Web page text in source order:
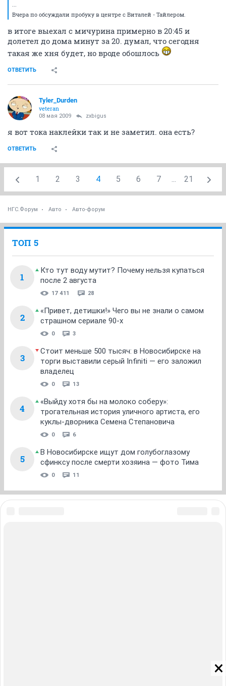
...
Вчера по обсуждали пробуку в центре с Виталей - Тайлером.
в итоге выехал с мичурина примерно в 20:45 и
долетел до дома минут за 20. думал, что сегодня
такая же хня будет, но вроде обошлось
ОТВЕТИТЬ
Tyler_Durden
veteran
08 мая 2009 zxbigus
я вот тока наклейки так и не заметил. она есть?
ОТВЕТИТЬ
1 2 3 4 5 6 7 ... 21
НГС.Форум Авто Авто-форум
ТОП 5
1
Кто тут воду мутит? Почему нельзя купаться
после 2 августа
17 411 28
2
«Привет, детишки!» Чего вы не знали о самом
страшном сериале 90-х
0 3
3
Стоит меньше 500 тысяч: в Новосибирске на
торги выставили серый Infiniti — его заложил
владелец
0 13
4
«Выйду хотя бы на молоко соберу»:
трогательная история уличного артиста, его
куклы-дворника Семена Степановича
0 6
5
В Новосибирске ищут дом голубоглазому
сфинксу после смерти хозяина — фото Тима
0 11